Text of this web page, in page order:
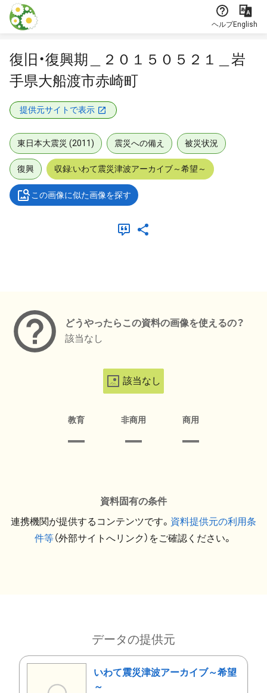
本文に飛ぶ
ヘルプEnglish
復旧・復興期＿２０１５０５２１＿岩
手県大船渡市赤崎町
提供元サイトで表示
東日本大震災 (2011) 震災への備え 被災状況
復興 収録:いわて震災津波アーカイブ～希望～
この画像に似た画像を探す
どうやったらこの資料の画像を使えるの？
該当なし
該当なし
教育 非商用 商用
資料固有の条件
連携機関が提供するコンテンツです。 資料提供元の利用条
件等（外部サイトへリンク）をご確認ください。
データの提供元
いわて震災津波アーカイブ～希望
～